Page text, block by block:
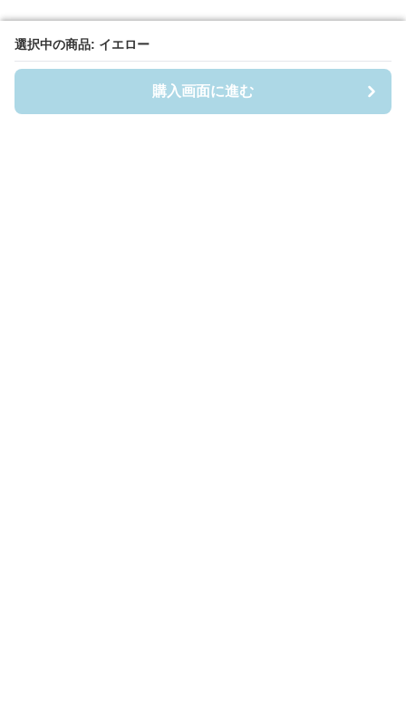
選択中の商品: イエロー
購入画面に進む
選択中の商品: イエロー
購入画面に進む